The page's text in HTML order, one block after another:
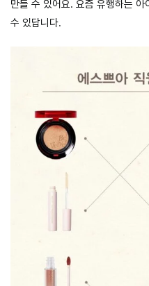
만들 수 있어요. 요즘 유행하는
수 있답니다.